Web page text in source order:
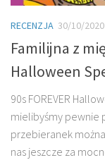
RECENZJA 30/10/2020
Familijna z
Halloween
90s FOREVER
mielibyśmy pewnie
przebieranek
nas jeszcze za